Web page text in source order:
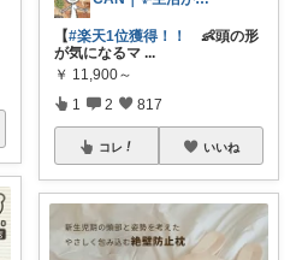
【#楽天1位獲得！！
👶頭の形
が気になるマ ...
￥ 11,900～
1 2 817
コレ いいね